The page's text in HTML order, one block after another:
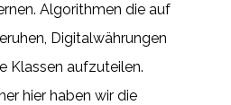
Algorithmen die auf
Digitalwährungen
Klassen aufzuteilen.
hier haben wir die